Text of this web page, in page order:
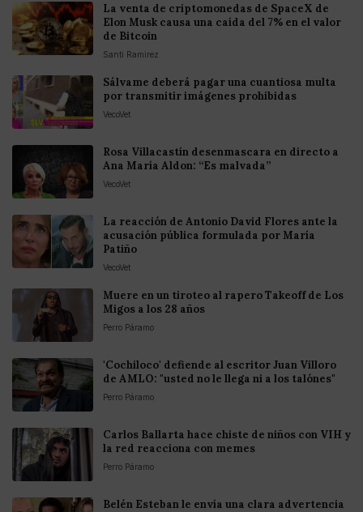
La venta de criptomonedas de SpaceX de
Elon Musk causa una caída del 7% en el valor
de Bitcoin
Santi Ramirez
Sálvame deberá pagar una cuantiosa multa
por transmitir imágenes prohibidas
VecoVet
Rosa Villacastín desenmascara en directo a
Ana María Aldon: “Es malvada”
VecoVet
La reacción de Antonio David Flores ante la
acusación pública formulada por María
Patiño
VecoVet
Muere en un tiroteo al rapero Takeoff de Los
Migos a los 28 años
Perro Páramo
'Cochiloco' defiende al escritor Juan Villoro
de AMLO: "usted no le llega ni a los talónes"
Perro Páramo
Carlos Ballarta hace chiste de niños con VIH y
la red reacciona con memes
Perro Páramo
Belén Esteban le envía una clara advertencia